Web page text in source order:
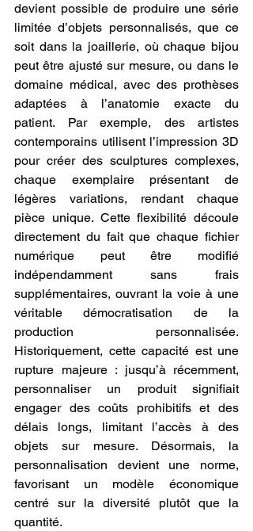
devient possible de produire une série
limitée d’objets personnalisés, que ce
soit dans la joaillerie, où chaque bijou
peut être ajusté sur mesure, ou dans le
domaine médical, avec des prothèses
adaptées à l’anatomie exacte du
patient. Par exemple, des artistes
contemporains utilisent l’impression 3D
pour créer des sculptures complexes,
chaque exemplaire présentant de
légères variations, rendant chaque
pièce unique. Cette flexibilité découle
directement du fait que chaque fichier
numérique peut être modifié
indépendamment sans frais
supplémentaires, ouvrant la voie à une
véritable démocratisation de la
production personnalisée.
Historiquement, cette capacité est une
rupture majeure : jusqu’à récemment,
personnaliser un produit signifiait
engager des coûts prohibitifs et des
délais longs, limitant l’accès à des
objets sur mesure. Désormais, la
personnalisation devient une norme,
favorisant un modèle économique
centré sur la diversité plutôt que la
quantité.